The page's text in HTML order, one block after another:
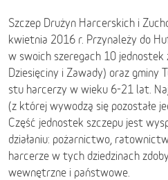
Szczep Drużyn Harcerskich i
kwietnia 2016 r. Przynależy do
w swoich szeregach 10 jednostek
Dziesięciny i Zawady) oraz gminy
stu harcerzy w wieku 6-21 lat.
(z której wywodzą się pozostałe
Część jednostek szczepu jest
działaniu: pożarnictwo,
harcerze w tych dziedzinach
wewnętrzne i państwowe.